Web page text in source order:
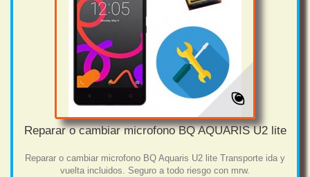
Reparar o cambiar microfono BQ AQUARIS U2 lite
Reparar o cambiar microfono BQ Aquaris U2 lite Transporte ida y
vuelta incluidos. Seguro a todo riesgo con mrw.